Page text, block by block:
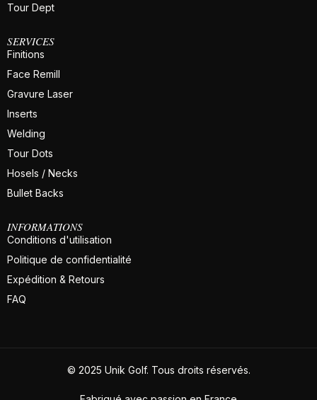
Tour Dept
SERVICES
Finitions
Face Remill
Gravure Laser
Inserts
Welding
Tour Dots
Hosels / Necks
Bullet Backs
INFORMATIONS
Conditions d'utilisation
Politique de confidentialité
Expédition & Retours
FAQ
© 2025 Unik Golf. Tous droits réservés.